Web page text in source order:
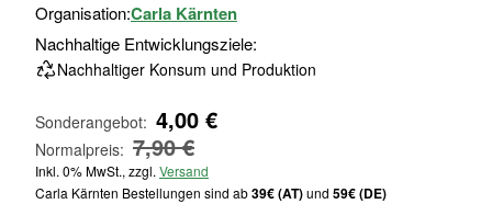
Bildgalerie
springen
Organisation:Carla Kärnten
Nachhaltige Entwicklungsziele:
Nachhaltiger Konsum und Produktion
Sonderangebot 4,00 €
Normalpreis 7,90 €
Inkl. 0% MwSt., zzgl. Versand
Carla Kärnten Bestellungen sind ab39€ (AT)und 59€ (DE)